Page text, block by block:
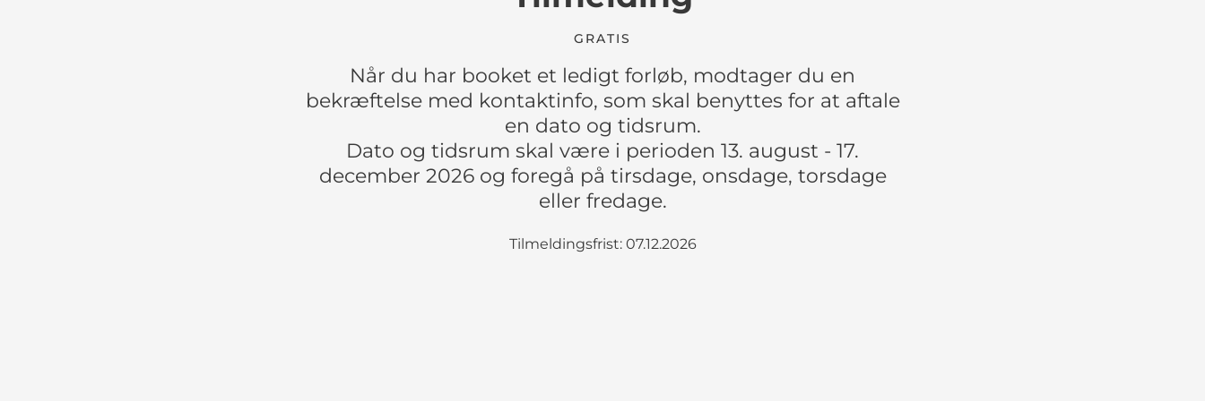
GRATIS
Når du har booket et ledigt forløb, modtager du en
bekræftelse med kontaktinfo, som skal benyttes for at aftale
en dato og tidsrum.
Dato og tidsrum skal være i perioden 13. august - 17.
december 2026 og foregå på tirsdage, onsdage, torsdage
eller fredage.
Tilmeldingsfrist: 07.12.2026